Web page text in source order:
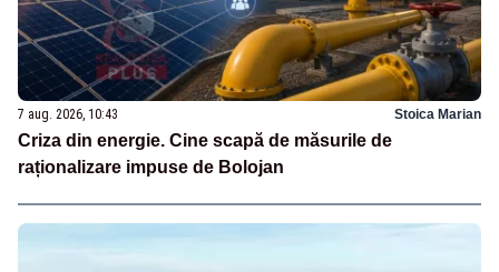
7 aug. 2026, 10:43 Stoica Marian
Criza din energie. Cine scapă de măsurile de
raționalizare impuse de Bolojan